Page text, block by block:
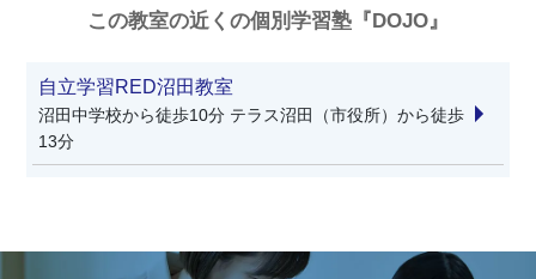
この教室の近くの個別学習塾『DOJO』
自立学習RED沼田教室
沼田中学校から徒歩10分 テラス沼田（市役所）から徒歩
13分